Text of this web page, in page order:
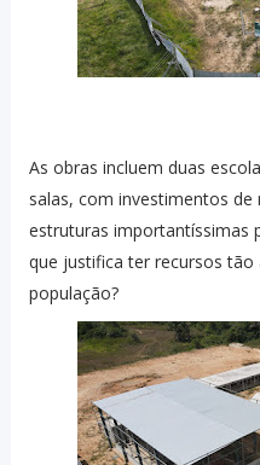
As obras incluem duas
salas, com investimentos de
estruturas importantíssimas
que justifica ter recursos
população?